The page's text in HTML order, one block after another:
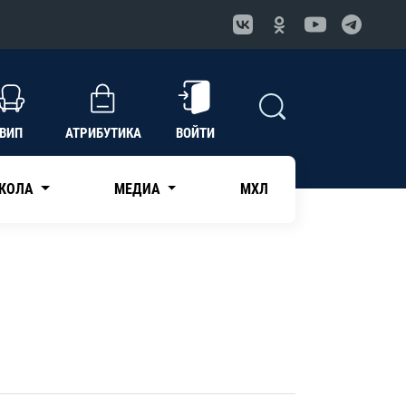
ВИП АТРИБУТИКА ВОЙТИ
МЕДИА МХЛ